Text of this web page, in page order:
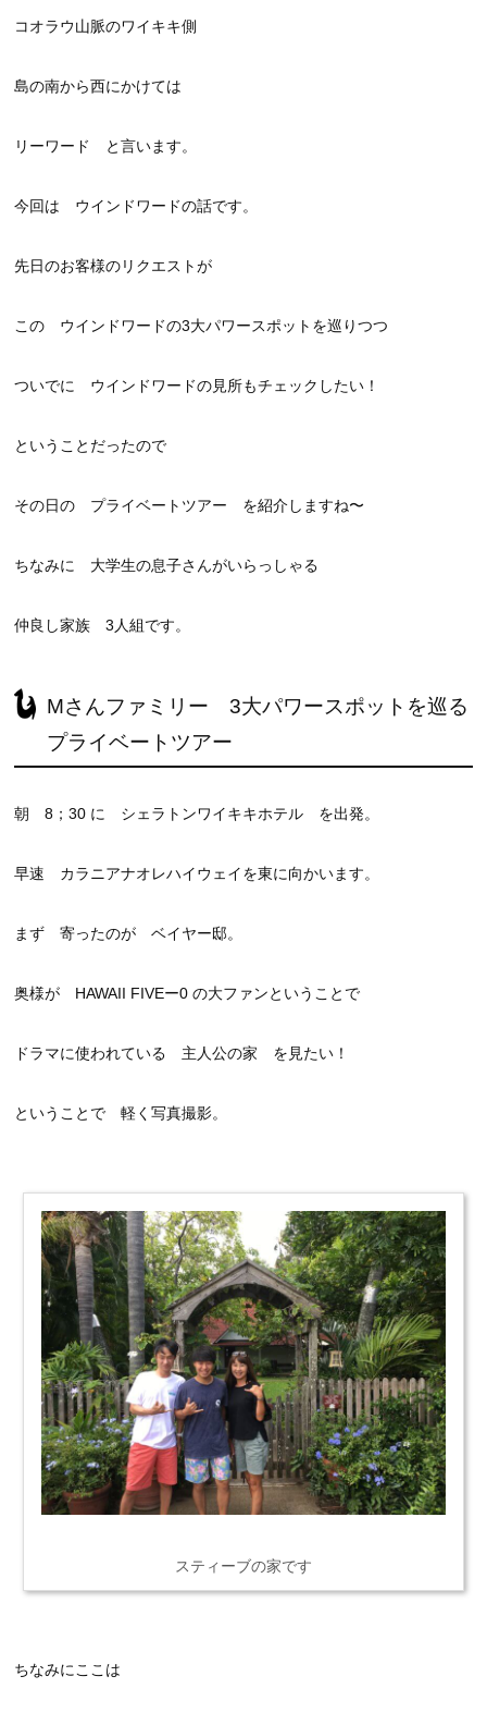
コオラウ山脈のワイキキ側
島の南から西にかけては
リーワード と言います。
今回は ウインドワードの話です。
先日のお客様のリクエストが
この ウインドワードの3大パワースポットを巡りつつ
ついでに ウインドワードの見所もチェックしたい！
ということだったので
その日の プライベートツアー を紹介しますね〜
ちなみに 大学生の息子さんがいらっしゃる
仲良し家族 3人組です。
Mさんファミリー 3大パワースポットを巡る
プライベートツアー
朝 8；30 に シェラトンワイキキホテル を出発。
早速 カラニアナオレハイウェイを東に向かいます。
まず 寄ったのが ベイヤー邸。
奥様が HAWAII FIVEー0 の大ファンということで
ドラマに使われている 主人公の家 を見たい！
ということで 軽く写真撮影。
スティーブの家です
ちなみにここは